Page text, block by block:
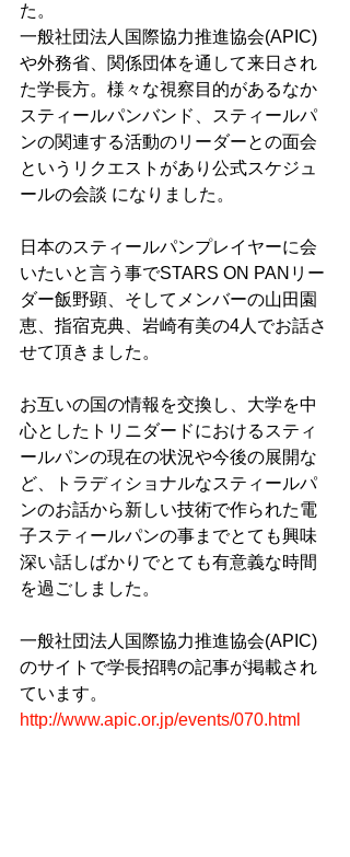
た。
一般社団法人国際協力推進協会(APIC)
や外務省、関係団体を通して来日され
た学長方。様々な視察目的があるなか
スティールパンバンド、スティールパ
ンの関連する活動のリーダーとの面会
というリクエストがあり公式スケジュ
ールの会談 になりました。
日本のスティールパンプレイヤーに会
いたいと言う事でSTARS ON PANリー
ダー飯野顕、そしてメンバーの山田園
恵、指宿克典、岩崎有美の4人でお話さ
せて頂きました。
お互いの国の情報を交換し、大学を中
心としたトリニダードにおけるスティ
ールパンの現在の状況や今後の展開な
ど、トラディショナルなスティールパ
ンのお話から新しい技術で作られた電
子スティールパンの事までとても興味
深い話しばかりでとても有意義な時間
を過ごしました。
一般社団法人国際協力推進協会(APIC)
のサイトで学長招聘の記事が掲載され
ています。
http://www.apic.or.jp/events/070.html